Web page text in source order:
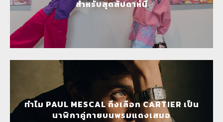
สำหรับสุดสัปดาห์นี้
ทำไม PAUL MESCAL ถึงเลือก CARTIER เป็น
นาฬิกาคู่กายบนพรมแดงเสมอ